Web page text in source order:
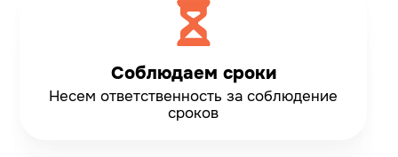
Соблюдаем сроки
Несем ответственность за соблюдение
сроков